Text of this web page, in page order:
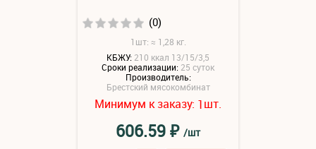
(0)
1шт: ≈ 1,28 кг.
КБЖУ:210 ккал 13/15/3,5
Сроки реализации: 25 суток
Производитель:
Брестский мясокомбинат
Минимум к заказу: 1шт.
606.59₽ /шт